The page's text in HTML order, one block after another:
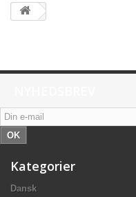
OK
Kategorier
Dansk